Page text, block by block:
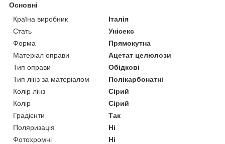
Основні
Країна виробник
Італія
Стать
Унісекс
Форма
Прямокутна
Матеріал оправи
Ацетат целюлози
Тип оправи
Обідкові
Тип лінз за матеріалом
Полікарбонатні
Колір лінз
Сірий
Колір
Сірий
Градієнти
Так
Поляризація
Ні
Фотохромні
Ні